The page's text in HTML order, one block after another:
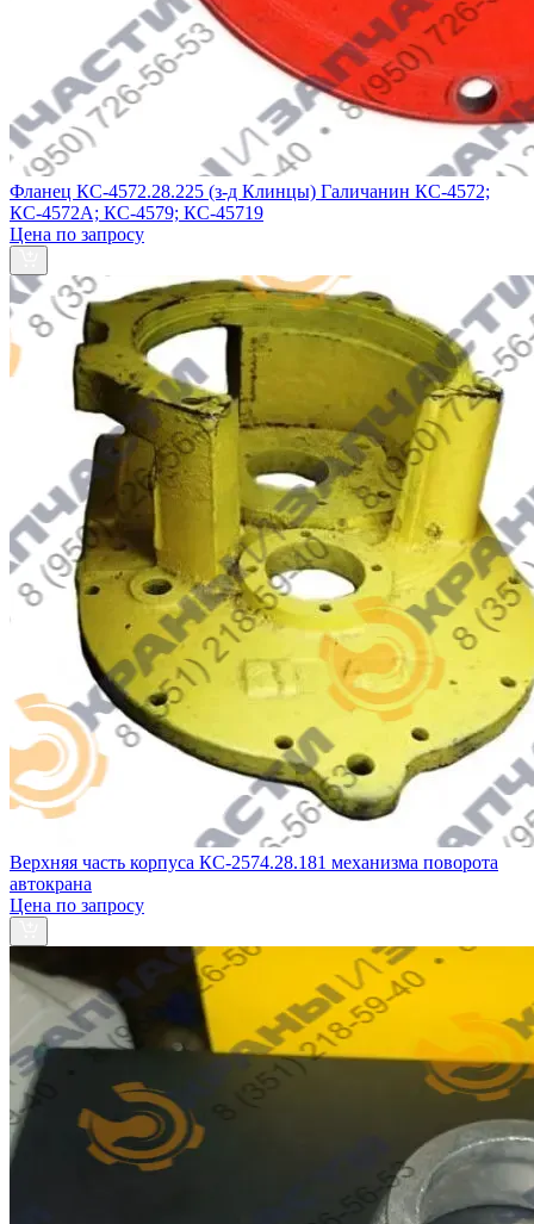
Фланец КС-4572.28.225 (з-д Клинцы) Галичанин КС-4572;
КС-4572А; КС-4579; КС-45719
Цена по запросу
Верхняя часть корпуса КС-2574.28.181 механизма поворота
автокрана
Цена по запросу